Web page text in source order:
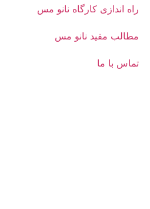
راه اندازی کارگاه نانو مس
مطالب مفید نانو مس
تماس با ما